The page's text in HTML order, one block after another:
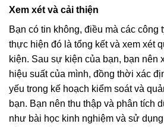
Xem xét và cải thiện
Bạn có tin không, điều mà các công
thực hiện đó là tổng kết và xem xét
kiện. Sau sự kiện của bạn, bạn nên
hiệu suất của mình, đồng thời xác
yếu trong kế hoạch kiểm soát và
bạn. Bạn nên thu thập và phân tích
như bài học kinh nghiệm và sử